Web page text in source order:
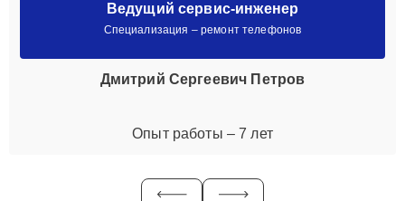
Ведущий сервис-инженер
Специализация – ремонт телефонов
Дмитрий Сергеевич Петров
Опыт работы – 7 лет